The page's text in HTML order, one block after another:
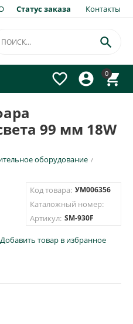
Статус заказа Контакты
0




99 мм 18W
оборудование /
Код товара: УМ006356
Каталожный номер:
Артикул: SM-930F
Добавить товар в избранное
×
света 99 мм 18W (РИФ)